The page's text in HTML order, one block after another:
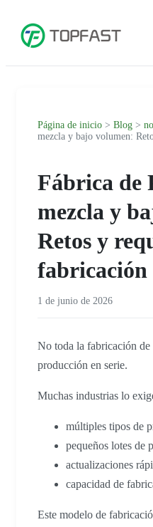
Página de inicio > Blog >
mezcla y bajo volumen:
Fábrica de
mezcla y
Retos y
fabricación
1 de junio de 2026
No toda la fabricación de
producción en serie.
Muchas industrias lo
múltiples tipos de
pequeños lotes de
actualizaciones
capacidad de
Este modelo de